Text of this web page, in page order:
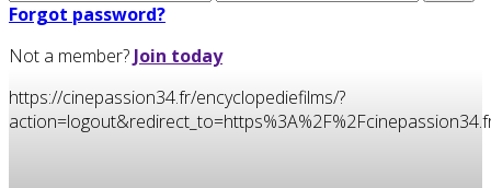
Forgot password?
Not a member? Join today
https://cinepassion34.fr/encyclopediefilms/?